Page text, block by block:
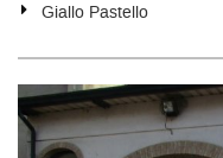
Giallo Pastello